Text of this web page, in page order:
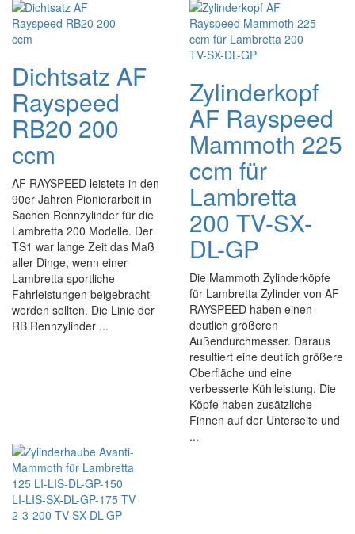
Dichtsatz AF
Rayspeed
RB20 200
ccm
AF RAYSPEED leistete in den
90er Jahren Pionierarbeit in
Sachen Rennzylinder für die
Lambretta 200 Modelle. Der
TS1 war lange Zeit das Maß
aller Dinge, wenn einer
Lambretta sportliche
Fahrleistungen beigebracht
werden sollten. Die Linie der
RB Rennzylinder ...
Zylinderkopf
AF Rayspeed
Mammoth 225
ccm für
Lambretta
200 TV-SX-
DL-GP
Die Mammoth Zylinderköpfe
für Lambretta Zylinder von AF
RAYSPEED haben einen
deutlich größeren
Außendurchmesser. Daraus
resultiert eine deutlich größere
Oberfläche und eine
verbesserte Kühlleistung. Die
Köpfe haben zusätzliche
Finnen auf der Unterseite und
...